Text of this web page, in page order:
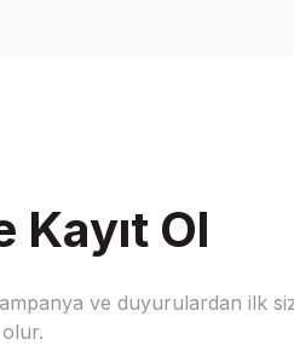
Kayıt Ol
ve duyurulardan ilk
olur.